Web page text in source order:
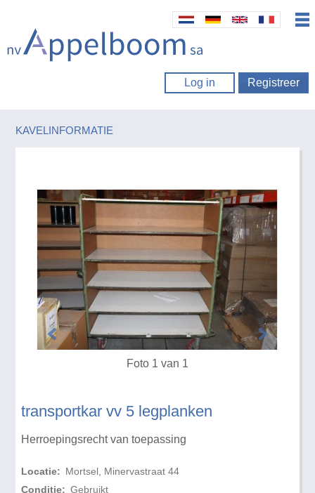
Log in Registreer
KAVELINFORMATIE
transportkar vv 5 legplanken
Herroepingsrecht van toepassing
Locatie: Mortsel, Minervastraat 44
Conditie: Gebruikt
Foto 1 van 1